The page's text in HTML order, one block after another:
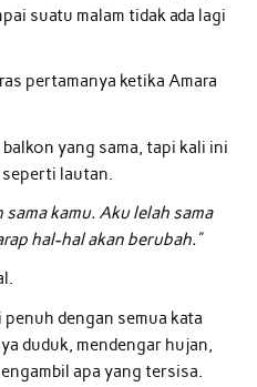
suatu malam tidak ada lagi
pertamanya ketika Amara
yang sama, tapi kali ini
lautan.
sama kamu. Aku lelah sama
hal-hal akan berubah.”
dengan semua kata
duduk, mendengar hujan,
apa yang tersisa.